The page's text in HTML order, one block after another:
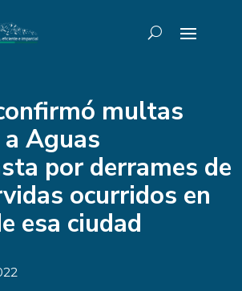
multas
Aguas
por derrames de
ocurridos en
esa ciudad